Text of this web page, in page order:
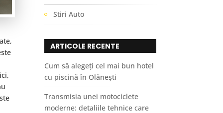
Stiri Auto
ARTICOLE RECENTE
Cum să alegeți cel mai bun hotel
cu piscină în Olănești
Transmisia unei motociclete
moderne: detaliile tehnice care